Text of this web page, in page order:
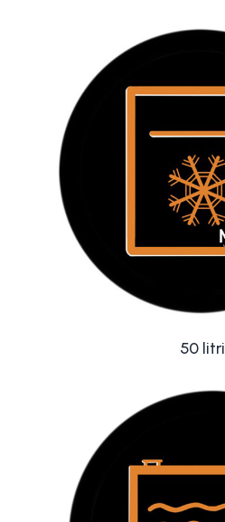
50 litri